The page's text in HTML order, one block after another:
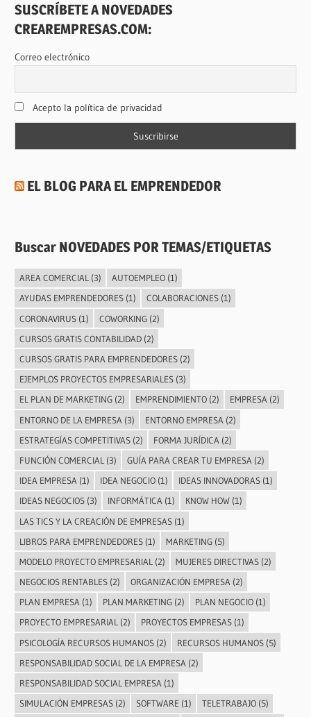
SUSCRÍBETE A NOVEDADES
CREAREMPRESAS.COM:
Correo electrónico
Acepto la política de privacidad
EL BLOG PARA EL EMPRENDEDOR
Buscar NOVEDADES POR TEMAS/ETIQUETAS
AREA COMERCIAL(3) AUTOEMPLEO(1)
AYUDAS EMPRENDEDORES(1) COLABORACIONES(1)
CORONAVIRUS(1) COWORKING(2)
CURSOS GRATIS CONTABILIDAD(2)
CURSOS GRATIS PARA EMPRENDEDORES(2)
EJEMPLOS PROYECTOS EMPRESARIALES(3)
EL PLAN DE MARKETING(2) EMPRENDIMIENTO(2) EMPRESA(2)
ENTORNO DE LA EMPRESA (3) ENTORNO EMPRESA (2)
ESTRATEGÍAS COMPETITIVAS(2) FORMA JURÍDICA (2)
FUNCIÓN COMERCIAL (3) GUÍA PARA CREAR TU EMPRESA (2)
IDEA EMPRESA (1) IDEA NEGOCIO(1) IDEAS INNOVADORAS(1)
IDEAS NEGOCIOS(3) INFORMÁTICA(1) KNOW HOW(1)
LAS TICS Y LA CREACIÓN DE EMPRESAS(1)
LIBROS PARA EMPRENDEDORES(1) MARKETING(5)
MODELO PROYECTO EMPRESARIAL (2) MUJERES DIRECTIVAS(2)
NEGOCIOS RENTABLES(2) ORGANIZACIÓN EMPRESA (2)
PLAN EMPRESA(1) PLAN MARKETING(2) PLAN NEGOCIO(1)
PROYECTO EMPRESARIAL(2) PROYECTOS EMPRESAS(1)
PSICOLOGÍA RECURSOS HUMANOS(2) RECURSOS HUMANOS(5)
RESPONSABILIDAD SOCIAL DE LA EMPRESA (2)
RESPONSABILIDAD SOCIAL EMPRESA (1)
SIMULACIÓN EMPRESAS(2) SOFTWARE (1) TELETRABAJO(5)